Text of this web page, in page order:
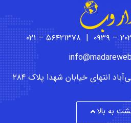
انتهای خیابان شهدا پلاک ۲۸۴
به بالا